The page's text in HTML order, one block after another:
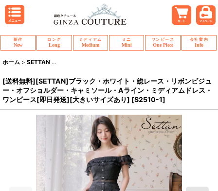
新作
New
ロング
Long
ミディアム
Medium
ミニ
Mini
ワンピース
One Piece
会社案内
Info
ホーム > SETTAN >
[送料無料][SETTAN]ブラック・ホワイト・総レース・リボンビジュ
ー・オフショルダー・キャミソール・Aライン・ミディアムドレス・
ワンピース[即日発送][大きいサイズあり] [S2510-1]